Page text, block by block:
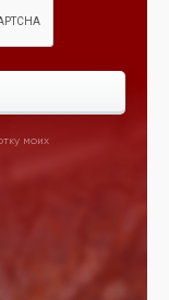
моих